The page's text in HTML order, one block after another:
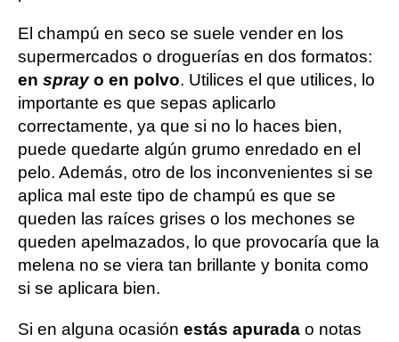
El champú en seco se suele vender en los
supermercados o droguerías en dos formatos:
en sprayo en polvo. Utilices el que utilices, lo
importante es que sepas aplicarlo
correctamente, ya que si no lo haces bien,
puede quedarte algún grumo enredado en el
pelo. Además, otro de los inconvenientes si se
aplica mal este tipo de champú es que se
queden las raíces grises o los mechones se
queden apelmazados, lo que provocaría que la
melena no se viera tan brillante y bonita como
si se aplicara bien.
Si en alguna ocasión estás apurada o notas